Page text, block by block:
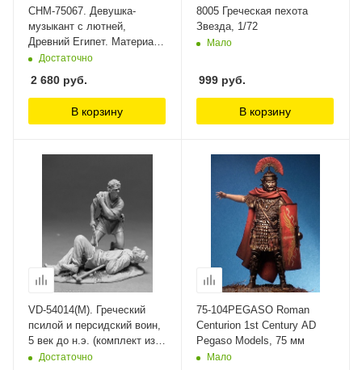
CHM-75067. Девушка-
музыкант с лютней,
Древний Египет. Материал -
смола. Chronos Miniatures,
Достаточно
2 680 руб.
В корзину
8005 Греческая пехота
Звезда, 1/72
Мало
999 руб.
В корзину
VD-54014(M). Греческий
псилой и персидский воин,
5 век до н.э. (комплект из 2
фигур) 54 мм. Материал -
Достаточно
75-104PEGASO Roman
Centurion 1st Century AD
Pegaso Models, 75 мм
Мало